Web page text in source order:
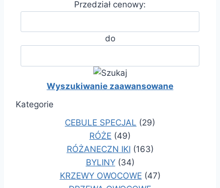
Przedział cenowy:
do
Wyszukiwanie zaawansowane
Kategorie
CEBULE SPECJAL (29)
RÓŻE (49)
RÓŻANECZN IKI (163)
BYLINY(34)
KRZEWY OWOCOWE (47)